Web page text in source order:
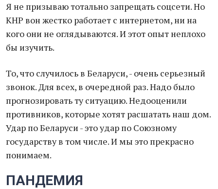
Я не призываю тотально запрещать соцсети. Но
КНР вон жестко работает с интернетом, ни на
кого они не оглядываются. И этот опыт неплохо
бы изучить.
То, что случилось в Беларуси, - очень серьезный
звонок. Для всех, в очередной раз. Надо было
прогнозировать ту ситуацию. Недооценили
противников, которые хотят расшатать наш дом.
Удар по Беларуси - это удар по Союзному
государству в том числе. И мы это прекрасно
понимаем.
ПАНДЕМИЯ